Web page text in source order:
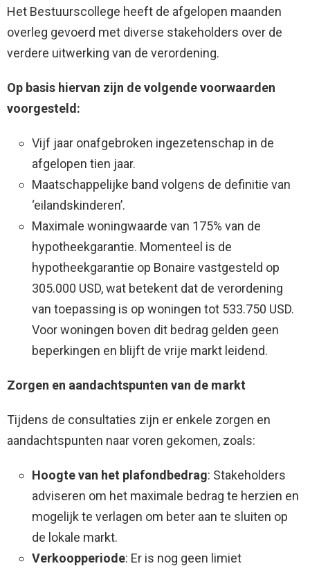
Het Bestuurscollege heeft de afgelopen maanden
overleg gevoerd met diverse stakeholders over de
verdere uitwerking van de verordening.
Op basis hiervan zijn de volgende voorwaarden
voorgesteld:
Vijf jaar onafgebroken ingezetenschap in de
afgelopen tien jaar.
Maatschappelijke band volgens de definitie van
‘eilandskinderen’.
Maximale woningwaarde van 175% van de
hypotheekgarantie. Momenteel is de
hypotheekgarantie op Bonaire vastgesteld op
305.000 USD, wat betekent dat de verordening
van toepassing is op woningen tot 533.750 USD.
Voor woningen boven dit bedrag gelden geen
beperkingen en blijft de vrije markt leidend.
Zorgen en aandachtspunten van de markt
Tijdens de consultaties zijn er enkele zorgen en
aandachtspunten naar voren gekomen, zoals:
Hoogte van het plafondbedrag: Stakeholders
adviseren om het maximale bedrag te herzien en
mogelijk te verlagen om beter aan te sluiten op
de lokale markt.
Verkoopperiode: Er is nog geen limiet